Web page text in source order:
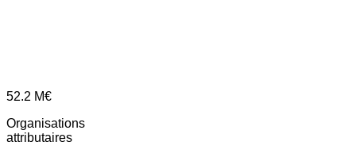
52.2 M€
Organisations
attributaires